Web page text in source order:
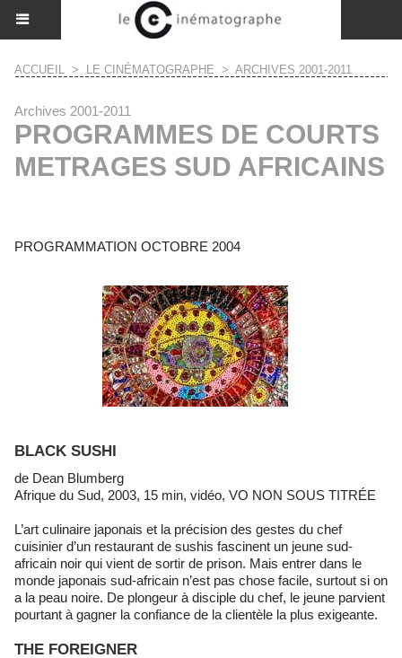
ACCUEIL > LE CINÉMATOGRAPHE > ARCHIVES 2001-2011
Archives 2001-2011
PROGRAMMES DE COURTS
METRAGES SUD AFRICAINS
PROGRAMMATION OCTOBRE 2004
BLACK SUSHI
de Dean Blumberg
Afrique du Sud, 2003, 15 min, vidéo, VO NON SOUS TITRÉE
L’art culinaire japonais et la précision des gestes du chef
cuisinier d’un restaurant de sushis fascinent un jeune sud-
africain noir qui vient de sortir de prison. Mais entrer dans le
monde japonais sud-africain n’est pas chose facile, surtout si on
a la peau noire. De plongeur à disciple du chef, le jeune parvient
pourtant à gagner la confiance de la clientèle la plus exigeante.
THE FOREIGNER